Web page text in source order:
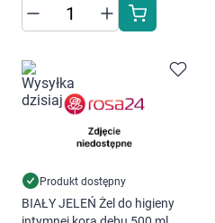
Produkt dostępny
BIAŁY JELEŃ Żel do higieny